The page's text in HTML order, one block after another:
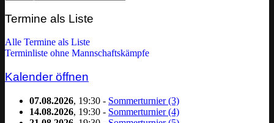
Kategorie
Termine als Liste
Alle Termine als Liste
Terminliste ohne Mannschaftskämpfe
Kalender öffnen
07.08.2026, 19:30 - Sommerturnier (3)
14.08.2026, 19:30 - Sommerturnier (4)